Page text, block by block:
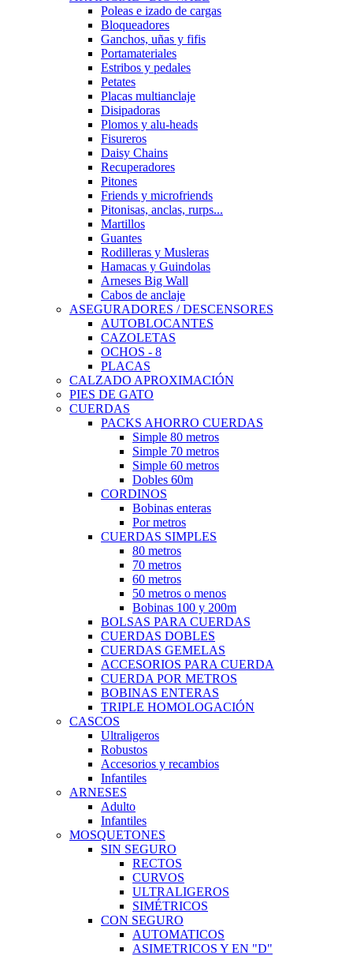
Poleas e izado de cargas
Bloqueadores
Ganchos, uñas y fifis
Portamateriales
Estribos y pedales
Petates
Placas multianclaje
Disipadoras
Plomos y alu-heads
Fisureros
Daisy Chains
Recuperadores
Pitones
Friends y microfriends
Pitonisas, anclas, rurps...
Martillos
Guantes
Rodilleras y Musleras
Hamacas y Guindolas
Arneses Big Wall
Cabos de anclaje
ASEGURADORES / DESCENSORES
AUTOBLOCANTES
CAZOLETAS
OCHOS - 8
PLACAS
CALZADO APROXIMACIÓN
PIES DE GATO
CUERDAS
PACKS AHORRO CUERDAS
Simple 80 metros
Simple 70 metros
Simple 60 metros
Dobles 60m
CORDINOS
Bobinas enteras
Por metros
CUERDAS SIMPLES
80 metros
70 metros
60 metros
50 metros o menos
Bobinas 100 y 200m
BOLSAS PARA CUERDAS
CUERDAS DOBLES
CUERDAS GEMELAS
ACCESORIOS PARA CUERDA
CUERDA POR METROS
BOBINAS ENTERAS
TRIPLE HOMOLOGACIÓN
CASCOS
Ultraligeros
Robustos
Accesorios y recambios
Infantiles
ARNESES
Adulto
Infantiles
MOSQUETONES
SIN SEGURO
RECTOS
CURVOS
ULTRALIGEROS
SIMÉTRICOS
CON SEGURO
AUTOMATICOS
ASIMETRICOS Y EN "D"